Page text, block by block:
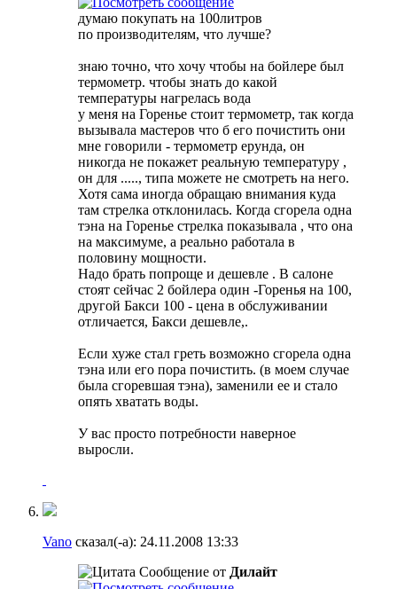
думаю покупать на 100литров
по производителям, что лучше?
знаю точно, что хочу чтобы на бойлере был
термометр. чтобы знать до какой
температуры нагрелась вода
у меня на Горенье стоит термометр, так когда
вызывала мастеров что б его почистить они
мне говорили - термометр ерунда, он
никогда не покажет реальную температуру ,
он для ....., типа можете не смотреть на него.
Хотя сама иногда обращаю внимания куда
там стрелка отклонилась. Когда сгорела одна
тэна на Горенье стрелка показывала , что она
на максимуме, а реально работала в
половину мощности.
Надо брать попроще и дешевле . В салоне
стоят сейчас 2 бойлера один -Горенья на 100,
другой Бакси 100 - цена в обслуживании
отличается, Бакси дешевле,.
Если хуже стал греть возможно сгорела одна
тэна или его пора почистить. (в моем случае
была сгоревшая тэна), заменили ее и стало
опять хватать воды.
У вас просто потребности наверное
выросли.
Vano сказал(-а): 24.11.2008 13:33
Сообщение от Дилайт